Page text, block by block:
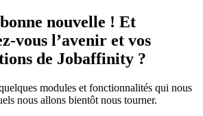
nouvelle ! Et
vous l’avenir et vos
de Jobaffinity ?
modules et fonctionnalités qui nous
nous allons bientôt nous tourner.